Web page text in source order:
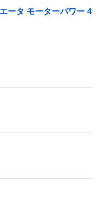
ータ モーターパワー 4